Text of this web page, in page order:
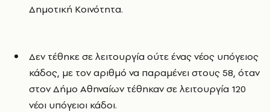
Δημοτική Κοινότητα.
Δεν τέθηκε σε λειτουργία ούτε ένας νέος υπόγειος
κάδος, με τον αριθμό να παραμένει στους 58, όταν
στον Δήμο Αθηναίων τέθηκαν σε λειτουργία 120
νέοι υπόγειοι κάδοι.